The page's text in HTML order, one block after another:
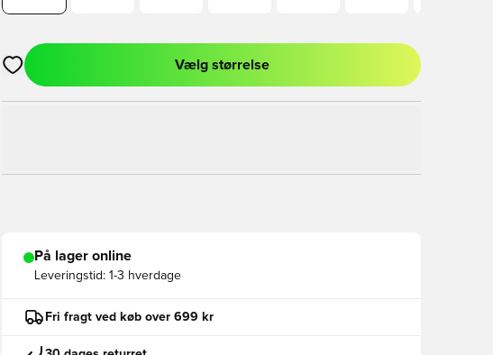
Åbner en Modal til at logge ind eller tilmelde dig som medlem
Vælg størrelse
På lager online
Leveringstid: 1-3 hverdage
Fri fragt ved køb over 699 kr